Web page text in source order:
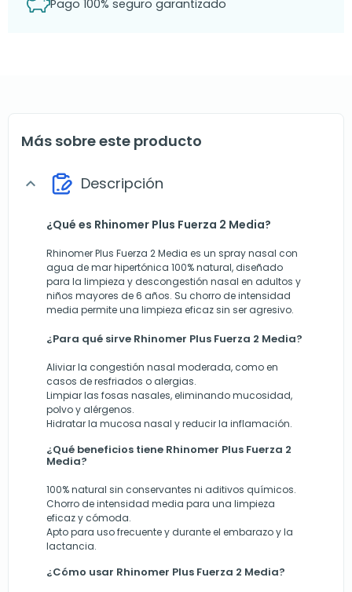
Pago 100% seguro garantizado
Más sobre este producto
expand_more Descripción
¿Qué es Rhinomer Plus Fuerza 2 Media?
Rhinomer Plus Fuerza 2 Media es un spray nasal con
agua de mar hipertónica 100% natural, diseñado
para la limpieza y descongestión nasal en adultos y
niños mayores de 6 años. Su chorro de intensidad
media permite una limpieza eficaz sin ser agresivo.
¿Para qué sirve Rhinomer Plus Fuerza 2 Media?
Aliviar la congestión nasal moderada, como en
casos de resfriados o alergias.
Limpiar las fosas nasales, eliminando mucosidad,
polvo y alérgenos.
Hidratar la mucosa nasal y reducir la inflamación.
¿Qué beneficios tiene Rhinomer Plus Fuerza 2
Media?
100% natural sin conservantes ni aditivos químicos.
Chorro de intensidad media para una limpieza
eficaz y cómoda.
Apto para uso frecuente y durante el embarazo y la
lactancia.
¿Cómo usar Rhinomer Plus Fuerza 2 Media?